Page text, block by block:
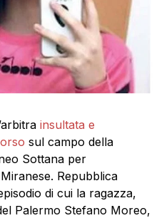
insultata e
sul campo della
Sottana per
Repubblica
di cui la ragazza,
Palermo Stefano Moreo,